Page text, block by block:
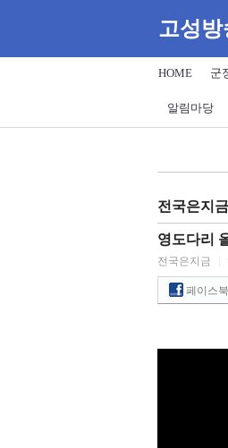
고성방
HOME 군
알림마당
전국은지금
영도다리
전국은지금
페이스북